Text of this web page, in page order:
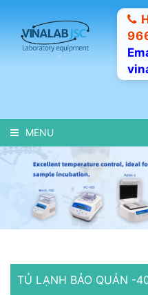
MENU
TỦ LẠNH BẢO QUẢN -